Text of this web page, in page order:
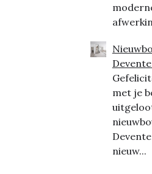
met je
nieuw...